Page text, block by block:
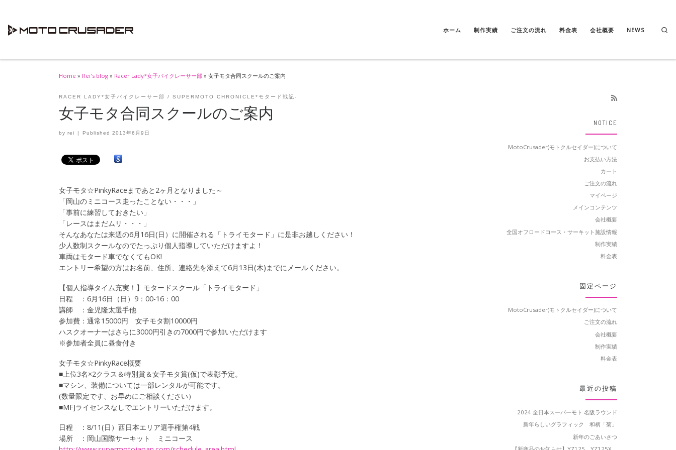
ホーム 制作実績 ご注文の流れ 料金表 会社概要 NEWS
Home » Rei's blog » Racer Lady*女子バイクレーサー部 » 女子モタ合同スクールのご案内
RACER LADY*女子バイクレーサー部 SUPERMOTO CHRONICLE*モタード戦記-
女子モタ合同スクールのご案内
by rei | Published2013年6月9日
女子モタ☆PinkyRaceまであと2ヶ月となりました～
「岡山のミニコース走ったことない・・・」
「事前に練習しておきたい」
「レースはまだムリ・・・」
そんなあなたは来週の6月16日(日）に開催される「トライモタード」に是非お越しください！
少人数制スクールなのでたっぷり個人指導していただけますよ！
車両はモタード車でなくてもOK!
エントリー希望の方はお名前、住所、連絡先を添えて6月13日(木)までにメールください。
【個人指導タイム充実！】モタードスクール「トライモタード」
日程 ：6月16日（日）9：00-16：00
講師 ：金児隆太選手他
参加費：通常15000円 女子モタ割10000円
ハスクオーナーはさらに3000円引きの7000円で参加いただけます
※参加者全員に昼食付き
女子モタ☆PinkyRace概要
■上位3名×2クラス＆特別賞＆女子モタ賞(仮)で表彰予定。
■マシン、装備については一部レンタルが可能です。
(数量限定です、お早めにご相談ください）
■MFJライセンスなしでエントリーいただけます。
日程 ：8/11(日）西日本エリア選手権第4戦
場所 ：岡山国際サーキット ミニコース
NOTICE
MotoCrusader(モトクルセイダー)について
お支払い方法
カート
ご注文の流れ
マイページ
メインコンテンツ
会社概要
全国オフロードコース・サーキット施設情報
制作実績
料金表
固定ページ
MotoCrusader(モトクルセイダー)について
ご注文の流れ
会社概要
制作実績
料金表
最近の投稿
2024 全日本スーパーモト 名阪ラウンド
新年らしいグラフィック 和柄「菊」
新年のごあいさつ